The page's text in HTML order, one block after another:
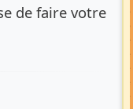
de faire votre